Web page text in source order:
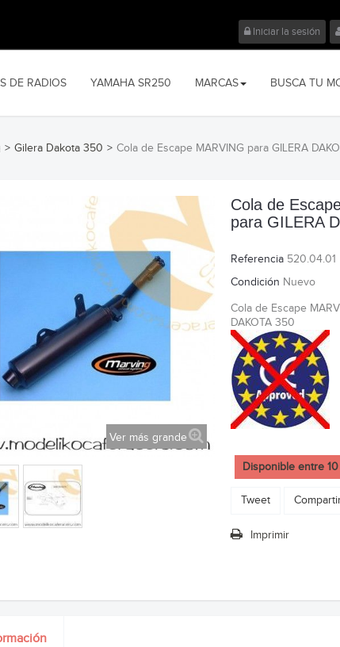
Iniciar la sesión
DE RADIOS YAMAHA SR250 MARCAS BUSCA TU
> Gilera Dakota 350 > Cola de Escape MARVING para GILERA
Ver más grande
Cola de
para GILERA
Referencia 520.04.01
Condición Nuevo
Cola de Escape
DAKOTA 350
Disponible entre 10
Tweet
Imprimir